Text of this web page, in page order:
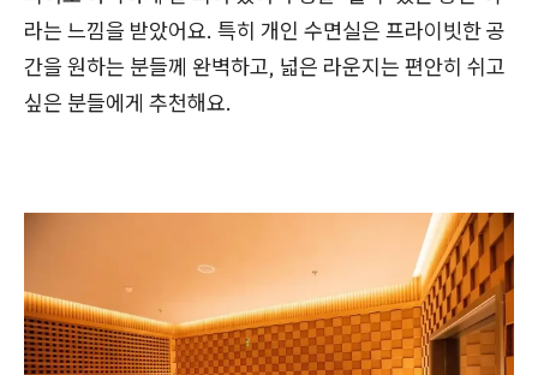
라는 느낌을 받았어요. 특히 개인 수면실은 프라이빗한 공
간을 원하는 분들께 완벽하고, 넓은 라운지는 편안히 쉬고
싶은 분들에게 추천해요.